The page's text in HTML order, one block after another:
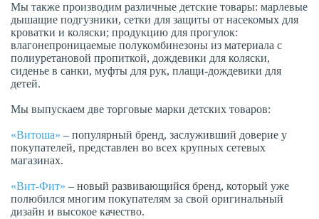
Мы также производим различные детские товары: марлевые
дышащие подгузники, сетки для защиты от насекомых для
кроватки и коляски; продукцию для прогулок:
влагонепроницаемые полукомбинезоны из материала с
полиуретановой пропиткой, дождевики для коляски,
сиденье в санки, муфты для рук, плащи-дождевики для
детей.
Мы выпускаем две торговые марки детских товаров:
«Витоша» – популярный бренд, заслуживший доверие у
покупателей, представлен во всех крупных сетевых
магазинах.
«Вит-Фит» – новый развивающийся бренд, который уже
полюбился многим покупателям за свой оригинальный
дизайн и высокое качество.